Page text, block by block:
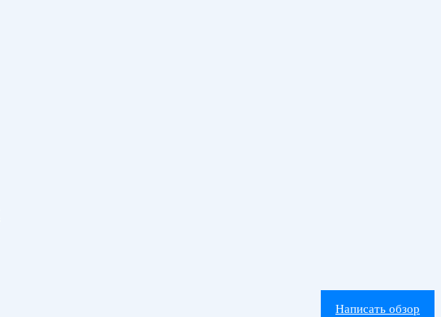
Написать обзор